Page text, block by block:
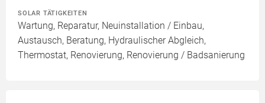
SOLAR TÄTIGKEITEN
Wartung, Reparatur, Neuinstallation / Einbau,
Austausch, Beratung, Hydraulischer Abgleich,
Thermostat, Renovierung, Renovierung / Badsanierung